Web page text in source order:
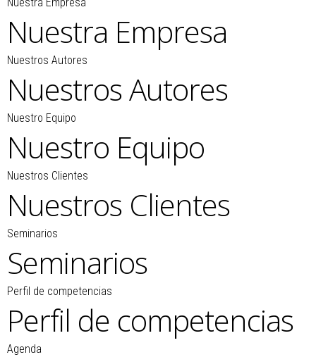
Nuestra Empresa
Nuestros Autores
Nuestros Autores
Nuestro Equipo
Nuestro Equipo
Nuestros Clientes
Nuestros Clientes
Seminarios
Seminarios
Perfil de competencias
Perfil de competencias
Agenda